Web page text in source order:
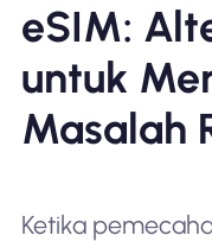
eSIM:
untuk
Masalah
Ketika